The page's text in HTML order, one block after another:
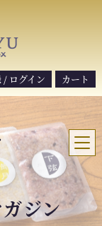
/ ログイン カート
ジン